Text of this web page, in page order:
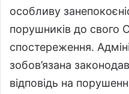
особливу
порушників до свого
спостереження.
зобов’язана
відповідь на